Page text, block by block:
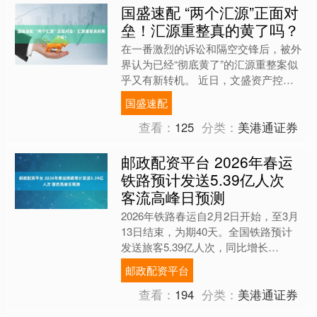
国盛速配 “两个汇源”正面对
垒！汇源重整真的黄了吗？
在一番激烈的诉讼和隔空交锋后，被外
界认为已经“彻底黄了”的汇源重整案似
乎又有新转机。 近日，文盛资产控制
的北京汇源食品饮料有限公司（下称
北京汇源）紧锣密鼓地向....
国盛速配
查看： 125 分类： 美港通证券
邮政配资平台 2026年春运
铁路预计发送5.39亿人次
客流高峰日预测
2026年铁路春运自2月2日开始，至3月
13日结束，为期40天。全国铁路预计
发送旅客5.39亿人次，同比增长
5.0%。节前客流高峰日预计为2月13日
（腊月廿六）....
邮政配资平台
查看： 194 分类： 美港通证券